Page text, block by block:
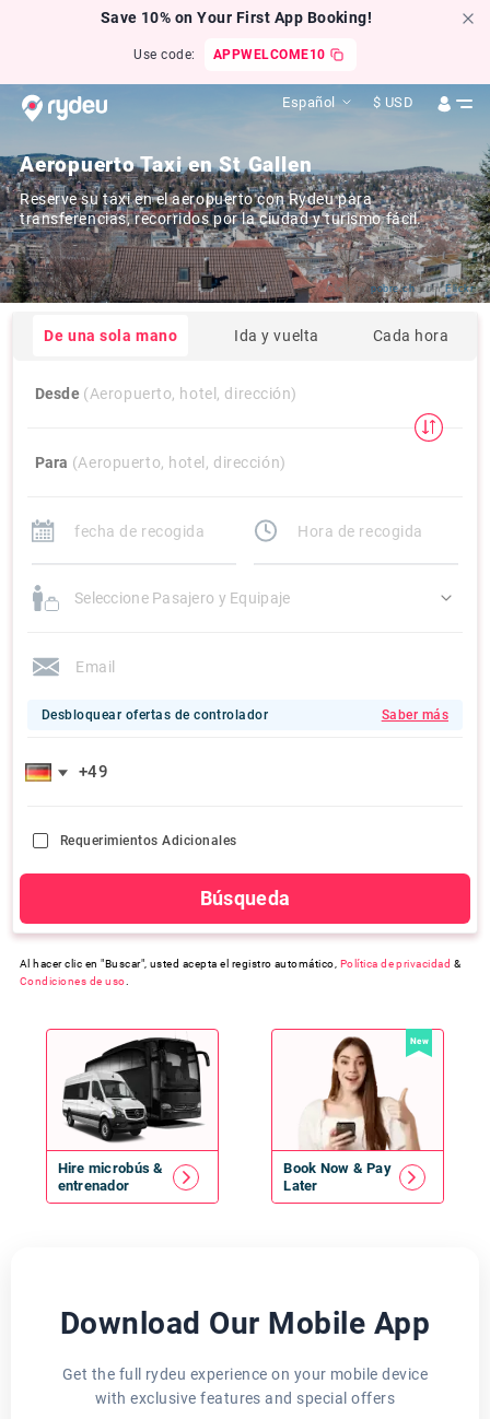
Save 10% on Your First App Booking!
Use code: APPWELCOME10
Español $ USD
Aeropuerto Taxi en St Gallen
Reserve su taxi en el aeropuerto con Rydeu para
transferencias, recorridos por la ciudad y turismo fácil.
Click bypobre.chfromFlickr
De una sola mano Ida y vuelta Cada hora
Desde (Aeropuerto, hotel, dirección)
Para (Aeropuerto, hotel, dirección)
Seleccione Pasajero y Equipaje
Desbloquear ofertas de controlador Saber más
Requerimientos Adicionales
Búsqueda
Al hacer clic en "Buscar", usted acepta el registro automático, Política de privacidad &
Condiciones de uso
Hire microbús &
entrenador
New
Book Now & Pay
Later
Download Our Mobile App
Get the full rydeu experience on your mobile device
with exclusive features and special offers